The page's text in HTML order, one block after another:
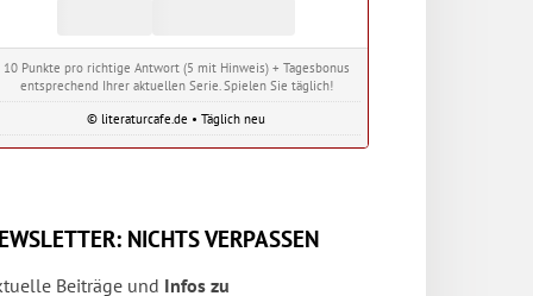
10 Punkte pro richtige Antwort (5 mit Hinweis) + Tagesbonus
entsprechend Ihrer aktuellen Serie. Spielen Sie täglich!
© literaturcafe.de • Täglich neu
NICHTS VERPASSEN
Beiträge und Infos zu